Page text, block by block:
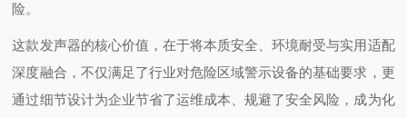
险。
这款发声器的核心价值，在于将本质安全、环境耐受与实用适配
深度融合，不仅满足了行业对危险区域警示设备的基础要求，更
通过细节设计为企业节省了运维成本、规避了安全风险，成为化